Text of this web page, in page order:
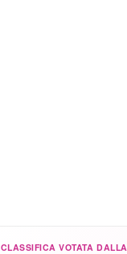
CLASSIFICA VOTATA DALLA